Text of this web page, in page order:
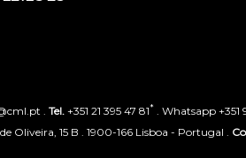
. Tel. +351 21 395 47 81* . Whatsapp +351
Oliveira, 15 B . 1900-166 Lisboa - Portugal .